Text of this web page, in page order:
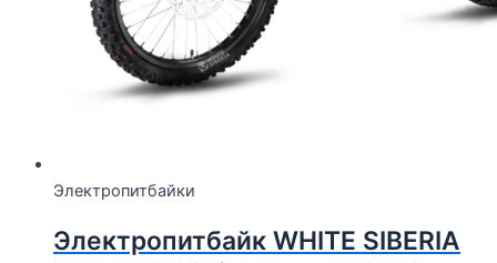
Электропитбайки
Электропитбайк WHITE SIBERIA